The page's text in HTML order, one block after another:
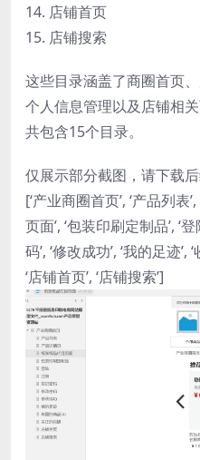
14. 店铺首页
15. 店铺搜索
这些目录涵盖了商圈首页
个人信息管理以及店铺相
共包含15个目录。
仅展示部分截图，请下载
[‘产业商圈首页’, ‘产品列表
页面’, ‘包装印刷定制品’, ‘登
码’, ‘修改成功’, ‘我的足迹’,
‘店铺首页’, ‘店铺搜索’]